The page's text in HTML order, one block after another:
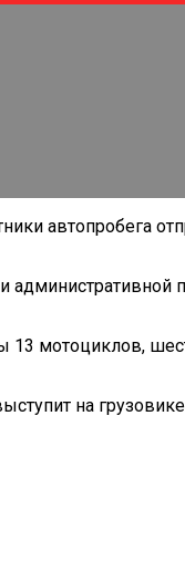
автопробега
13 мотоциклов,
на